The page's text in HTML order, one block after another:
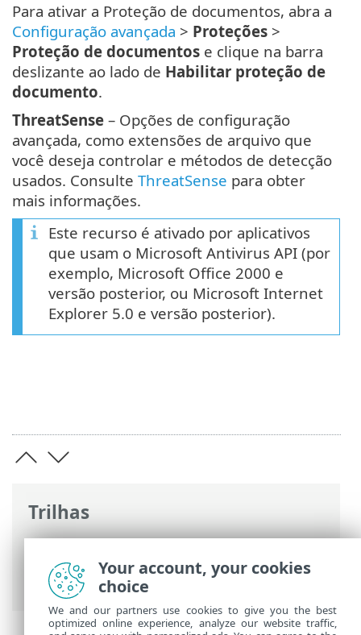
Trilhas
Ajuda on-line ESET>ESET Endpoint
Antivirus
>Configuração avançada>
Proteções > Proteção de documentos
Para ativar a Proteção de documentos, abra a
Configuração avançada > Proteções >
Proteção de documentos e clique na barra
deslizante ao lado de Habilitar proteção de
documento.
ThreatSense – Opções de configuração
avançada, como extensões de arquivo que
você deseja controlar e métodos de detecção
usados. Consulte ThreatSense para obter
mais informações.
Este recurso é ativado por aplicativos
que usam o Microsoft Antivirus API (por
exemplo, Microsoft Office 2000 e
versão posterior, ou Microsoft Internet
Explorer 5.0 e versão posterior).
Your account, your cookies
choice
We and our partners use cookies to give you the best
optimized online experience, analyze our website traffic,